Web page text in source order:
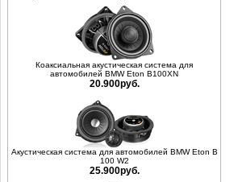
Коаксиальная акустическая система для
автомобилей BMW Eton B100XN
20.900руб.
Акустическая система для автомобилей BMW Eton B
100 W2
25.900руб.